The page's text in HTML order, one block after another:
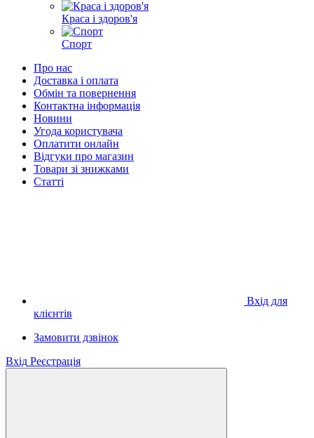
Краса і здоров'я
Спорт
Про нас
Доставка і оплата
Обмін та повернення
Контактна інформація
Новини
Угода користувача
Оплатити онлайн
Відгуки про магазин
Товари зі знижками
Статті
Вхід для
клієнтів
Замовити дзвінок
Вхід Реєстрація